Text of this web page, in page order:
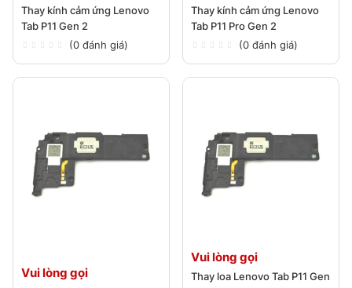
Thay kính cảm ứng Lenovo
Tab P11 Gen 2
(0 đánh giá)
Thay kính cảm ứng Lenovo
Tab P11 Pro Gen 2
(0 đánh giá)
Vui lòng gọi
Vui lòng gọi
Thay loa Lenovo Tab P11 Gen